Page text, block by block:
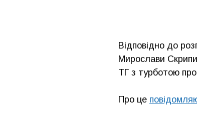
Відповідно до
Мирослави
ТГ з турботою
Про це